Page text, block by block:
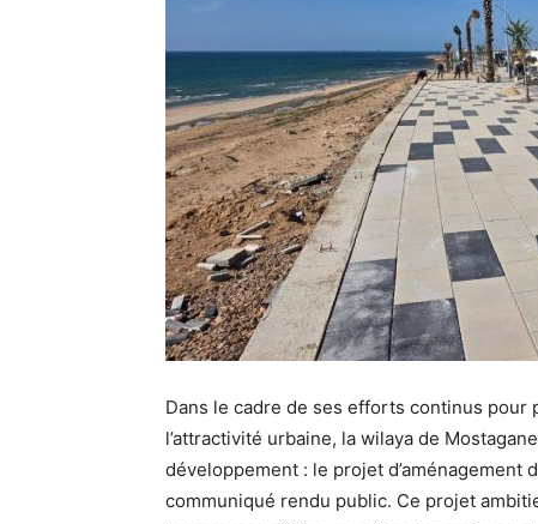
Dans le cadre de ses efforts continus
l’attractivité urbaine, la wilaya de
développement : le projet d’aménagement
communiqué rendu public. Ce projet